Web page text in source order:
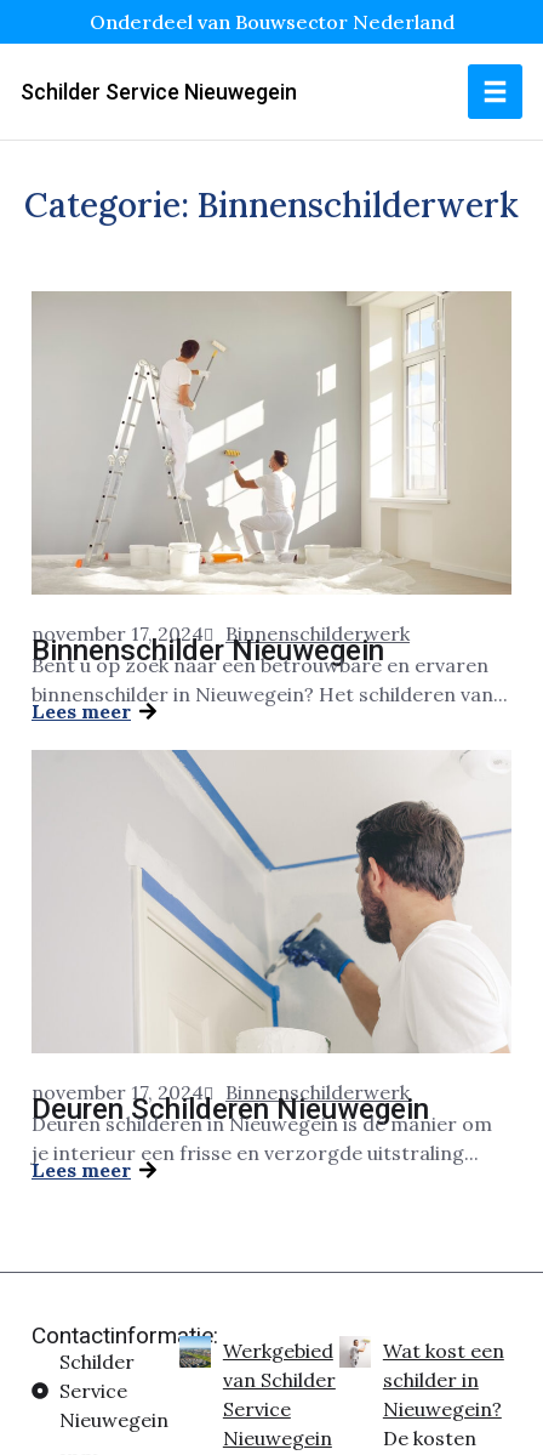
Onderdeel van Bouwsector Nederland
Schilder Service Nieuwegein
Categorie: Binnenschilderwerk
november 17, 2024 Binnenschilderwerk
Binnenschilder Nieuwegein
Bent u op zoek naar een betrouwbare en ervaren
binnenschilder in Nieuwegein? Het schilderen van...
Lees meer
november 17, 2024 Binnenschilderwerk
Deuren Schilderen Nieuwegein
Deuren schilderen in Nieuwegein is dé manier om
je interieur een frisse en verzorgde uitstraling...
Lees meer
Contactinformatie:
Schilder
Service
Nieuwegein
Werkgebied
van Schilder
Service
Nieuwegein
Wat kost een
schilder in
Nieuwegein?
De kosten